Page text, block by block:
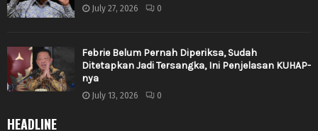
July 27, 2026 0
Febrie Belum Pernah Diperiksa, Sudah
Ditetapkan Jadi Tersangka, Ini Penjelasan KUHAP-
nya
July 13, 2026 0
HEADLINE